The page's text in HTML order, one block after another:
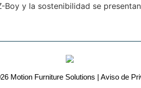
Boy y la sostenibilidad se
Motion Furniture Solutions | Aviso de